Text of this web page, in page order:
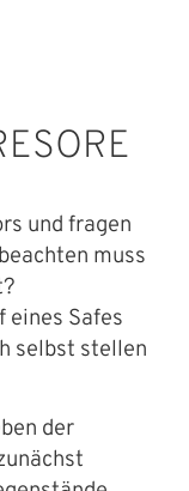
und fragen
muss
eines Safes
selbst stellen
der